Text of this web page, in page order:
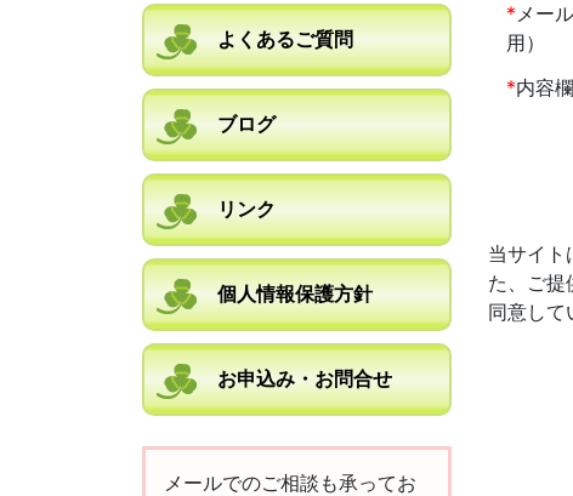
よくあるご質問
ブログ
リンク
個人情報保護方針
お申込み・お問合せ
メールでのご相談も承ってお
*メー
用）
*内容欄
当サイト
た、ご提
同意して